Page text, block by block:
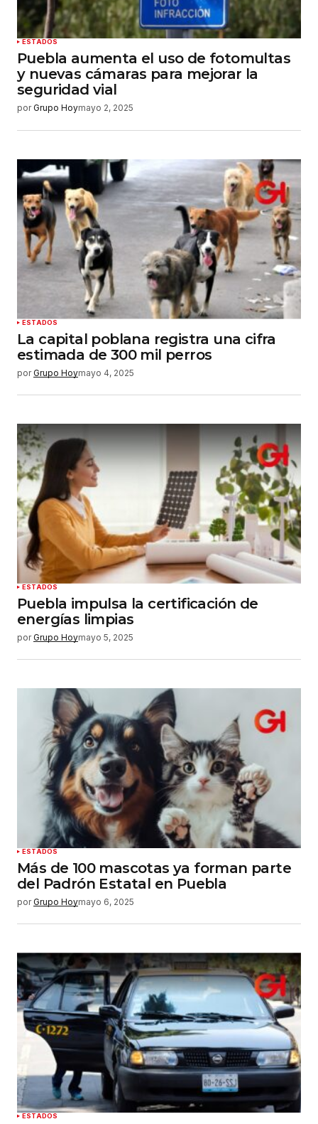
Enviar comentario
ESTADOS
Puebla aumenta el uso de fotomultas
y nuevas cámaras para mejorar la
seguridad vial
por Grupo Hoymayo 2, 2025
ESTADOS
La capital poblana registra una cifra
estimada de 300 mil perros
por Grupo Hoymayo 4, 2025
ESTADOS
Puebla impulsa la certificación de
energías limpias
por Grupo Hoymayo 5, 2025
ESTADOS
Más de 100 mascotas ya forman parte
del Padrón Estatal en Puebla
por Grupo Hoymayo 6, 2025
ESTADOS